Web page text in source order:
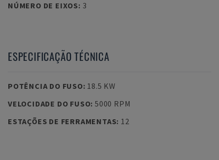
NÚMERO DE EIXOS: 3
ESPECIFICAÇÃO TÉCNICA
POTÊNCIA DO FUSO: 18.5 KW
VELOCIDADE DO FUSO: 5000 RPM
ESTAÇÕES DE FERRAMENTAS: 12